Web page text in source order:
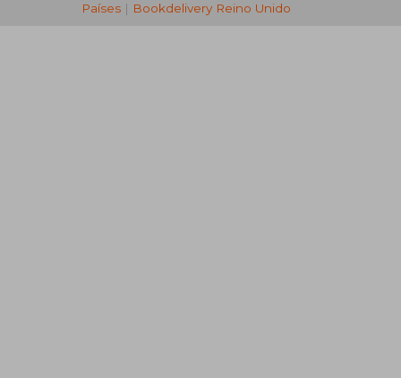
Países | Bookdelivery Reino Unido